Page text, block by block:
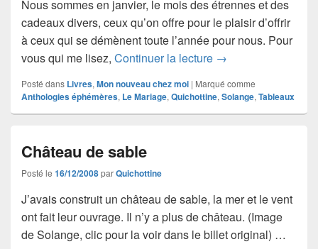
Nous sommes en janvier, le mois des étrennes et des
cadeaux divers, ceux qu’on offre pour le plaisir d’offrir
à ceux qui se démènent toute l’année pour nous. Pour
vous qui me lisez, Continuer la lecture Parfum d’enfance
→
Posté dans Livres, Mon nouveau chez moi | Marqué comme
Anthologies éphémères, Le Mariage, Quichottine, Solange, Tableaux
Château de sable
Posté le 16/12/2008parQuichottine
J’avais construit un château de sable, la mer et le vent
ont fait leur ouvrage. Il n’y a plus de château. (Image
de Solange, clic pour la voir dans le billet original) …